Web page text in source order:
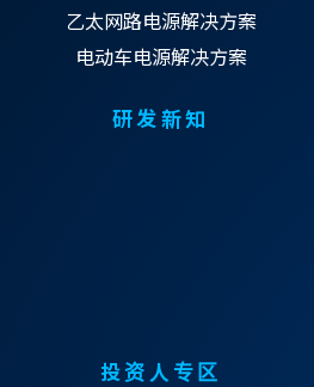
乙太网路电源解决方案
电动车电源解决方案
研发新知
投资人专区